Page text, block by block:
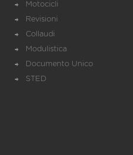
Motocicli
Revisioni
Collaudi
Modulistica
Documento Unico
STED